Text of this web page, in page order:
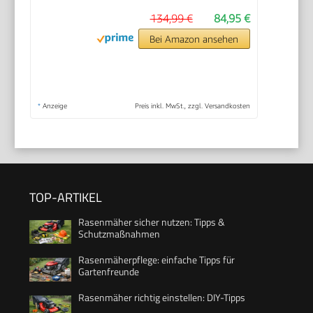
84,95 €
134,99 €
Bei Amazon ansehen
* Anzeige Preis inkl. MwSt., zzgl. Versandkosten
TOP-ARTIKEL
Rasenmäher sicher nutzen: Tipps &
Schutzmaßnahmen
Rasenmäherpflege: einfache Tipps für
Gartenfreunde
Rasenmäher richtig einstellen: DIY-Tipps